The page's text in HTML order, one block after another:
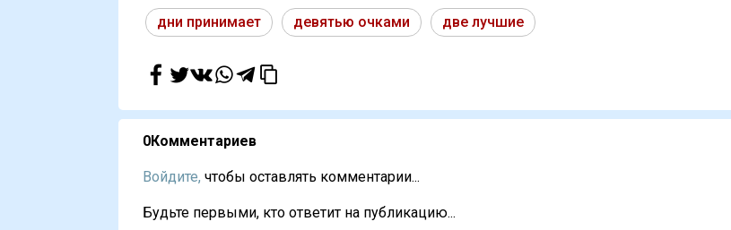
дни принимает девятью очками две лучшие
0Комментариев
Войдите, чтобы оставлять комментарии...
Будьте первыми, кто ответит на публикацию...